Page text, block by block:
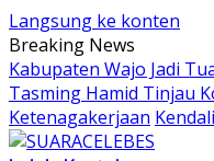
Langsung ke konten
Breaking News
Kabupaten Wajo Jadi
Tasming Hamid Tinjau
Ketenagakerjaan